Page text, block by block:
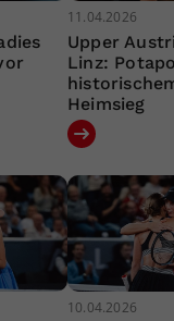
11.04.2026
Upper
Linz:
Heimsieg
10.04.2026